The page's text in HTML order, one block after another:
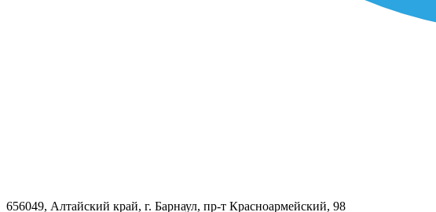
656049, Алтайский край, г. Барнаул, пр-т Красноармейский, 98